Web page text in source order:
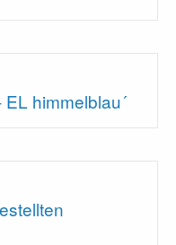
himmelblau´